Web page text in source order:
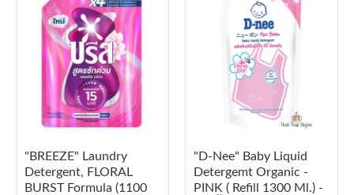
"BREEZE" Laundry
Detergent, FLORAL
BURST Formula (1100
"D-Nee" Baby Liquid
Detergemt Organic -
PINK ( Refill 1300 Ml.) -